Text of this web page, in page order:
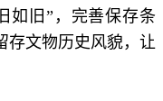
如旧”，完善保存条
存文物历史风貌，让